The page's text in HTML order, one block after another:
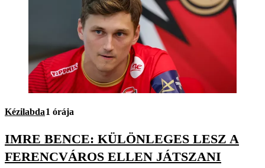
Kézilabda1 órája
IMRE BENCE: KÜLÖNLEGES LESZ A
FERENCVÁROS ELLEN JÁTSZANI